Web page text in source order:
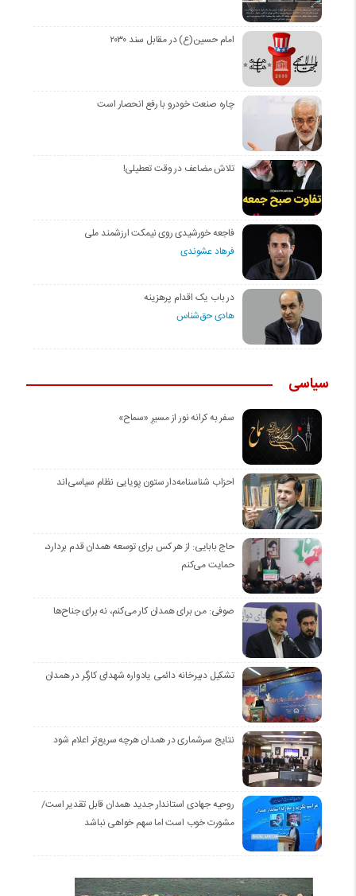
امام حسین(ع) در مقابل سند ۲۰۳۰
چاره صنعت خودرو با رفع انحصار است
تلاش مضاعف در وقت تعطیلی!
فاجعه خورشیدی روی نیمکت ارزشمند ملی
فرهاد عشوندی
در باب یک اقدام پرهزینه
هادی حق‌شناس
سیاسی
سفر به کرانه‌ نور از مسیرِ «سماح»
احزاب شناسنامه‌دار ستون پویایی نظام سیاسی‌اند
حاج بابایی: از هر کس برای توسعه همدان قدم بردارد،
حمایت می‌کنم
صوفی: من برای همدان کار می‌کنم، نه برای جناح‌ها
تشکیل دبیرخانه دائمی یادواره شهدای کارگر در همدان
نتایج سرشماری در همدان هرچه سریع‌تر اعلام شود
روحیه جهادی استاندار جدید همدان قابل تقدیر است/
مشورت خوب است اما سهم خواهی نباشد